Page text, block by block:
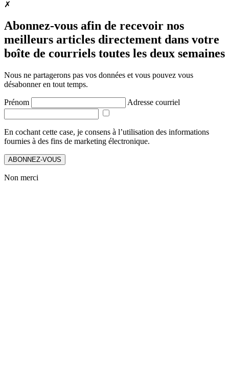
✗
Abonnez-vous afin de recevoir nos
meilleurs articles directement dans votre
boîte de courriels toutes les deux semaines
Nous ne partagerons pas vos données et vous pouvez vous
désabonner en tout temps.
Prénom Adresse courriel
En cochant cette case, je consens à l’utilisation des informations
fournies à des fins de marketing électronique.
ABONNEZ-VOUS
Non merci